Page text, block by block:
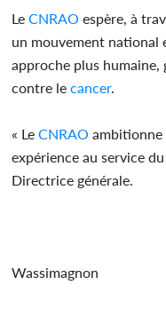
LeCNRAO espère, à
un mouvement national
approche plus
contre le cancer.
« LeCNRAO ambitionne
expérience au service
Directrice générale.
Wassimagnon